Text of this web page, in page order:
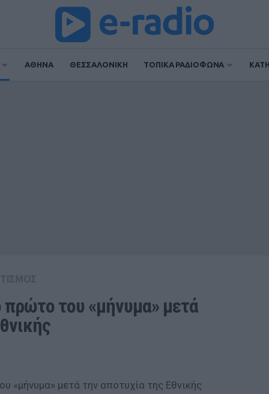
ΑΘΗΝΑ ΘΕΣΣΑΛΟΝΙΚΗ ΤΟΠΙΚΑ ΡΑΔΙΟΦΩΝΑ
του «μήνυμα» μετά